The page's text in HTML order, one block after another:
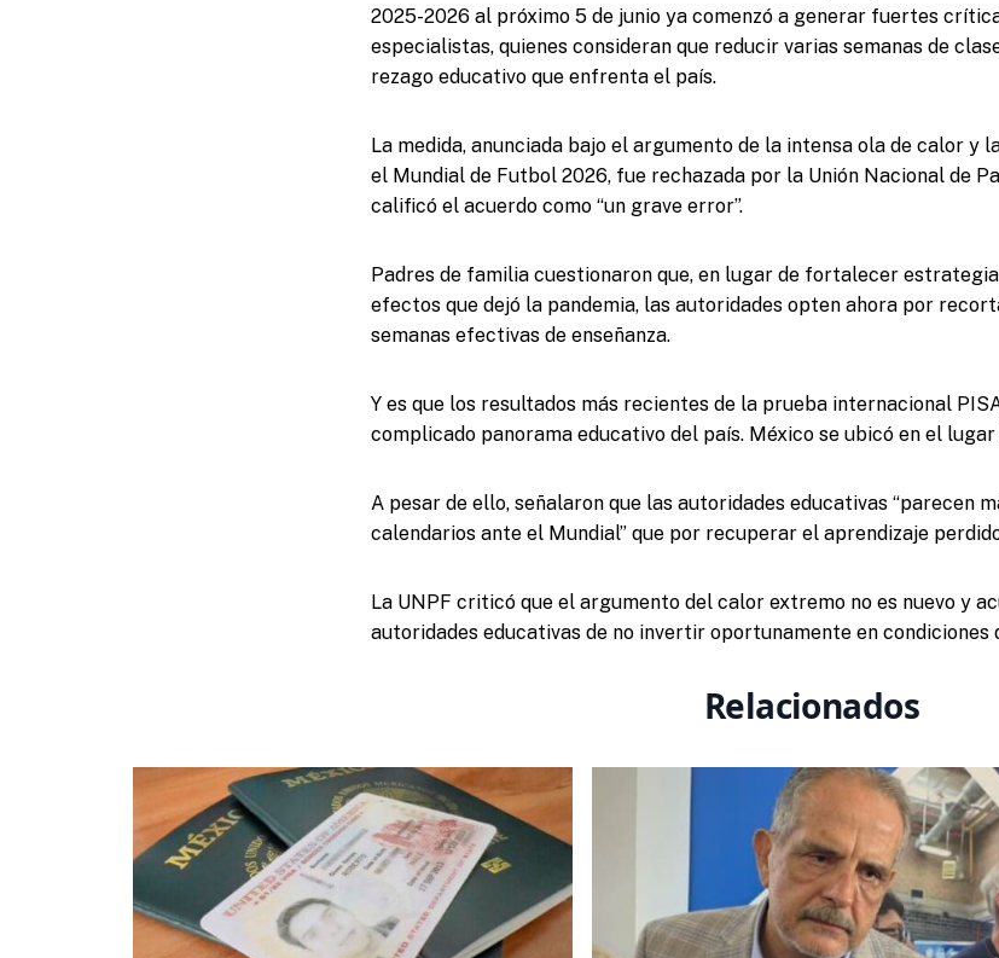
2025-2026 al próximo 5 de junio ya comenzó a generar fuertes
especialistas, quienes consideran que reducir varias semanas de
rezago educativo que enfrenta el país.
La medida, anunciada bajo el argumento de la intensa ola de calor y
el Mundial de Futbol 2026, fue rechazada por la Unión Nacional de
calificó el acuerdo como “un grave error”.
Padres de familia cuestionaron que, en lugar de fortalecer
efectos que dejó la pandemia, las autoridades opten ahora por
semanas efectivas de enseñanza.
Y es que los resultados más recientes de la prueba internacional
complicado panorama educativo del país. México se ubicó en el lugar
A pesar de ello, señalaron que las autoridades educativas “parecen
calendarios ante el Mundial” que por recuperar el aprendizaje
La UNPF criticó que el argumento del calor extremo no es nuevo y
autoridades educativas de no invertir oportunamente en condiciones
Relacionados